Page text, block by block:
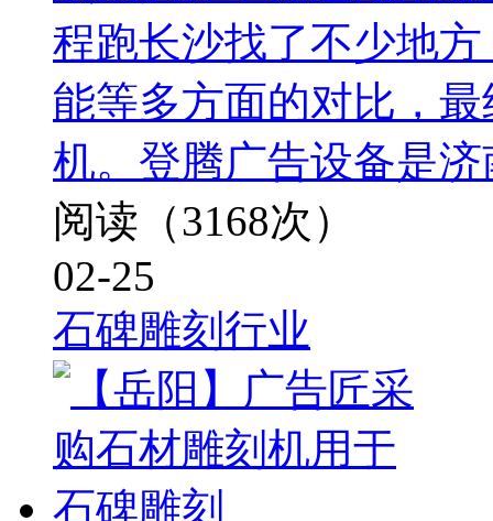
程跑长沙找了不少地
能等多方面的对比，
机。登腾广告设备是
阅读（3168次）
02-25
石碑雕刻行业